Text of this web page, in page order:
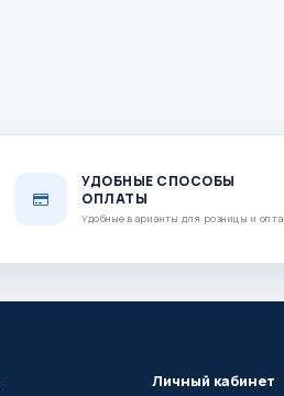
УДОБНЫЕ СПОСОБЫ
ОПЛАТЫ
Удобные варианты для розницы и опта
Личный кабинет